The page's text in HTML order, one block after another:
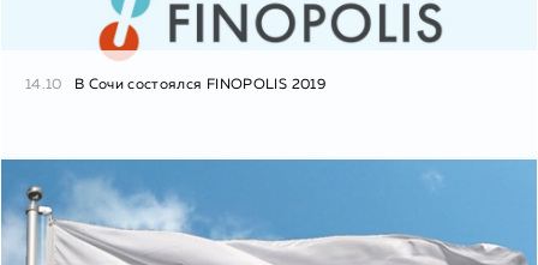
14.10 В Сочи состоялся FINOPOLIS 2019